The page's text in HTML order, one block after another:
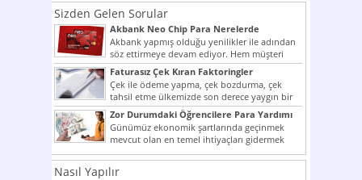
Sizden Gelen Sorular
Akbank Neo Chip Para Nerelerde
Kullanılır?
Akbank yapmış olduğu yenilikler ile adından
söz ettirmeye devam ediyor. Hem müşteri
potansiyelini arttırmak hem...
Faturasız Çek Kıran Faktoringler
Çek ile ödeme yapma, çek bozdurma, çek
tahsil etme ülkemizde son derece yaygın bir
şekilde...
Zor Durumdaki Öğrencilere Para Yardımı
Günümüz ekonomik şartlarında geçinmek
mevcut olan en temel ihtiyaçları gidermek
dahi son derece zor olmak...
Nasıl Yapılır